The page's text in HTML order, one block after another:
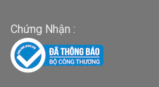
Chứng Nhận :